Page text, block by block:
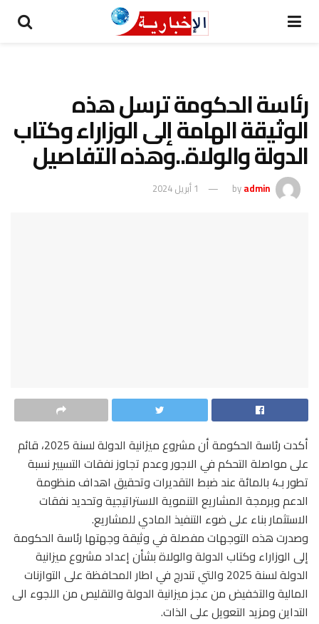
رئاسة الحكومة ترسل هذه
الوثيقة الهامة إلى الوزاراء وكتاب
الدولة والولاة..وهذه التفاصيل
byadmin 1 أبريل 2024
أكدت رئاسة الحكومة أن مشروع ميزانية الدولة لسنة 2025، قائم
على مواصلة التحكم في الاجور وعدم تجاوز نفقات التسيير نسبة
تطور بـ4 بالمائة عند ضبط التقديرات وتحقيق اهداف منظومة
الدعم وبرمجة المشاريع التنموية الاستراتيجية وتحديد نفقات
الاستثمار بناء على ضوء التنفيذ المادي للمشاريع.
وصدرت هذه التوجهات مفصلة في وثيقة وجهتها رئاسة الحكومة
إلى الوزاراء وكتاب الدولة والولاة بشأن إعداد مشروع ميزانية
الدولة لسنة 2025 والتي تندرج في اطار المحافظة على التوازنات
المالية والتخفيض من عجز ميزانية الدولة والتقليص من اللجوء الى
التداين ومزيد التعويل على الذات.